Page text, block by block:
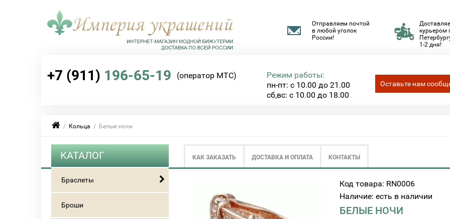
курьером
1-2 дня!
Отправляем почтой
в любой уголок
России!
+7 (911) 196-65-19 (оператор МТС)
Режим работы:
пн-пт: с 10.00 до 21.00
сб,вс: с 10.00 до 18.00
Оставьте нам
/ Кольца / Белые ночи
КАК ЗАКАЗАТЬ ДОСТАВКА И ОПЛАТА КОНТАКТЫ
КАТАЛОГ
Браслеты
Броши
Код товара: RN0006
Наличие: есть в наличии
БЕЛЫЕ НОЧИ